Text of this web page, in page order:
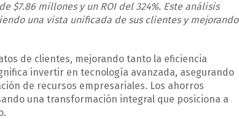
$7.86 millones y un ROI del 324%. Este análisis
una vista unificada de sus clientes y mejorando
de clientes, mejorando tanto la eficiencia
invertir en tecnología avanzada, asegurando
de recursos empresariales. Los ahorros
una transformación integral que posiciona a